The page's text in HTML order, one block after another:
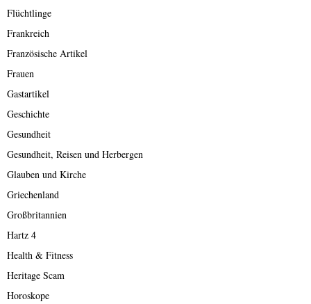
Flüchtlinge
Frankreich
Französische Artikel
Frauen
Gastartikel
Geschichte
Gesundheit
Gesundheit, Reisen und Herbergen
Glauben und Kirche
Griechenland
Großbritannien
Hartz 4
Health & Fitness
Heritage Scam
Horoskope